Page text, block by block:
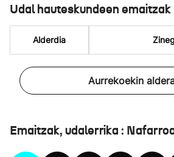
Udal hauteskundeen
Alderdia
Aurrekoekin
Emaitzak, udalerrika :